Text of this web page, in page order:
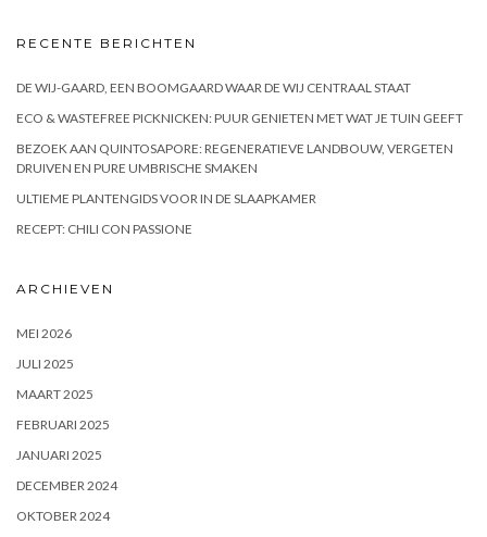
RECENTE BERICHTEN
DE WIJ-GAARD, EEN BOOMGAARD WAAR DE WIJ CENTRAAL STAAT
ECO & WASTEFREE PICKNICKEN: PUUR GENIETEN MET WAT JE TUIN GEEFT
BEZOEK AAN QUINTOSAPORE: REGENERATIEVE LANDBOUW, VERGETEN
DRUIVEN EN PURE UMBRISCHE SMAKEN
ULTIEME PLANTENGIDS VOOR IN DE SLAAPKAMER
RECEPT: CHILI CON PASSIONE
ARCHIEVEN
MEI 2026
JULI 2025
MAART 2025
FEBRUARI 2025
JANUARI 2025
DECEMBER 2024
OKTOBER 2024